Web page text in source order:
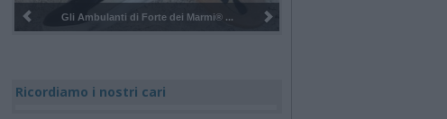
Pulizia del bosco del Rugareto a ...
Ricordiamo i nostri cari